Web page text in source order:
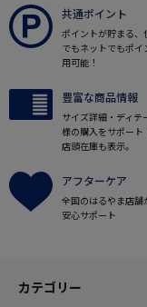
共通ポイント
ポイントが貯まる、
でもネットでもポイ
用可能！
豊富な商品情報
サイズ詳細・ディテ
様の購入をサポート
店頭在庫も表示。
アフターケア
全国のはるやま店舗
安心サポート
カテゴリー